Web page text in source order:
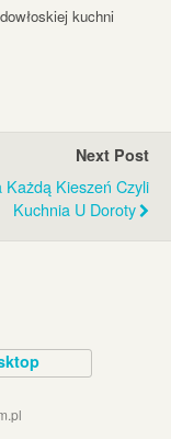
kuchni
Next Post
Każdą Kieszeń Czyli
Kuchnia U Doroty